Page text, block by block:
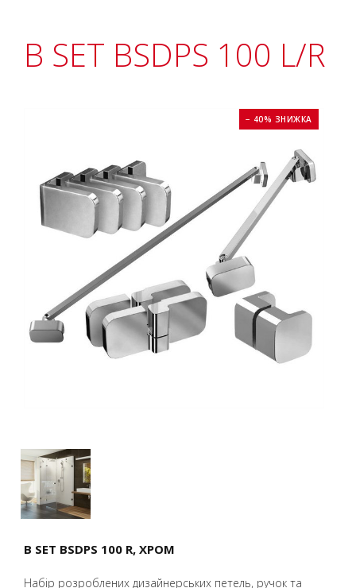
B SET BSDPS 100 L/R
− 40% ЗНИЖКА
B SET BSDPS 100 R, ХРОМ
Набір розроблених дизайнерських петель, ручок та